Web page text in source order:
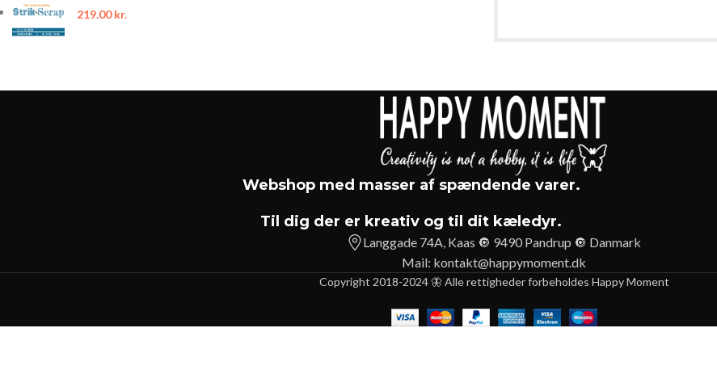
219.00kr.
Webshop med masser af spændende varer.
Til dig der er kreativ og til dit kæledyr.
Langgade 74A, Kaas 🔘 9490 Pandrup 🔘 Danmark
Mail: kontakt@happymoment.dk
Copyright 2018-2024 🦋 Alle rettigheder forbeholdes Happy Moment